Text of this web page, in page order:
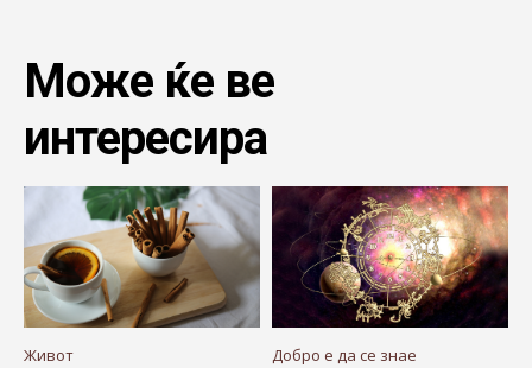
Може ќе ве
интересира
Живот Добро е да се знае